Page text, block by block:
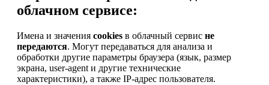
облачном сервисе:
Имена и значения cookies в облачный сервис не
передаются. Могут передаваться для анализа и
обработки другие параметры браузера (язык, размер
экрана, user-agent и другие технические
характеристики), а также IP-адрес пользователя.